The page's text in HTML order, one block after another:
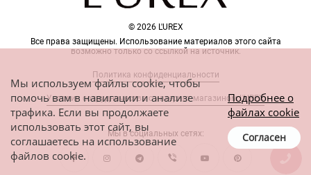
© 2026 L'UREX
Все права защищены. Использование материалов этого сайта
возможно только со ссылкой на источник.
Политика конфиденциальности
Условия сотрудничества с интернет-магазином L'UREX
Мы в социальных сетях:
Мы используем файлы cookie, чтобы
помочь вам в навигации и анализе
трафика. Если вы продолжаете
использовать этот сайт, вы
соглашаетесь на использование
файлов cookie.
Подробнее о
файлах cookie
Согласен